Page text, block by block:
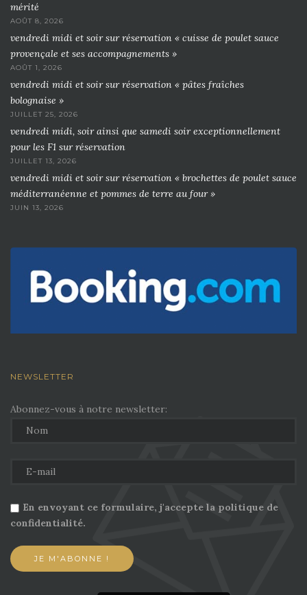
mérité
AOÛT 8, 2026
vendredi midi et soir sur réservation « cuisse de poulet sauce
provençale et ses accompagnements »
AOÛT 1, 2026
vendredi midi et soir sur réservation « pâtes fraîches
bolognaise »
JUILLET 25, 2026
vendredi midi, soir ainsi que samedi soir exceptionnellement
pour les F1 sur réservation
JUILLET 13, 2026
vendredi midi et soir sur réservation « brochettes de poulet sauce
méditerranéenne et pommes de terre au four »
JUIN 13, 2026
NEWSLETTER
Abonnez-vous à notre newsletter:
En envoyant ce formulaire, j'accepte la politique de
confidentialité.